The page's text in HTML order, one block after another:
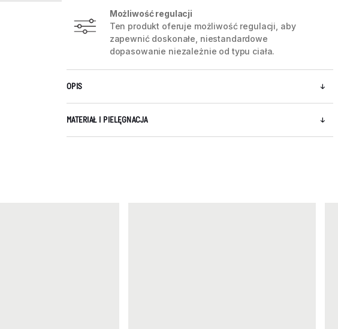
Możliwość regulacji
Ten produkt oferuje możliwość regulacji, aby
zapewnić doskonałe, niestandardowe
dopasowanie niezależnie od typu ciała.
OPIS
MATERIAŁ I PIELĘGNACJA